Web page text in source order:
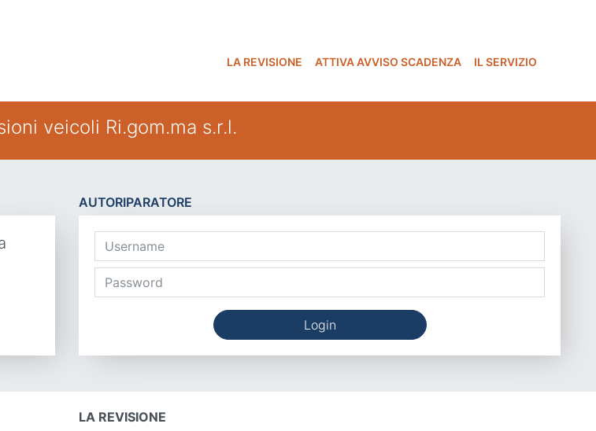
LA REVISIONE ATTIVA AVVISO SCADENZA IL SERVIZIO
veicoli Ri.gom.ma s.r.l.
AUTORIPARATORE
Login
LA REVISIONE